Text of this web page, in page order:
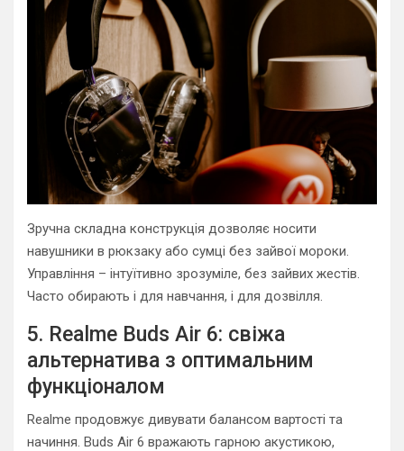
Зручна складна конструкція дозволяє носити
навушники в рюкзаку або сумці без зайвої мороки.
Управління – інтуїтивно зрозуміле, без зайвих жестів.
Часто обирають і для навчання, і для дозвілля.
5. Realme Buds Air 6: свіжа
альтернатива з оптимальним
функціоналом
Realme продовжує дивувати балансом вартості та
начиння. Buds Air 6 вражають гарною акустикою,